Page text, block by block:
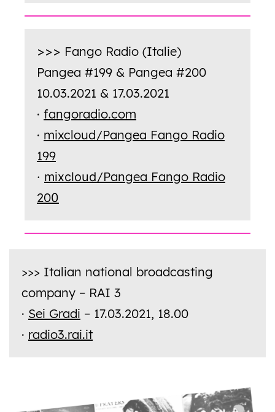
>>> Fango Radio (Italie)
Pangea #199 & Pangea #200
10.03.2021 & 17.03.2021
· fangoradio.com
· mixcloud/Pangea Fango Radio
199
· mixcloud/Pangea Fango Radio
200
>>> Italian national broadcasting
company – RAI 3
· Sei Gradi – 17.03.2021, 18.00
· radio3.rai.it